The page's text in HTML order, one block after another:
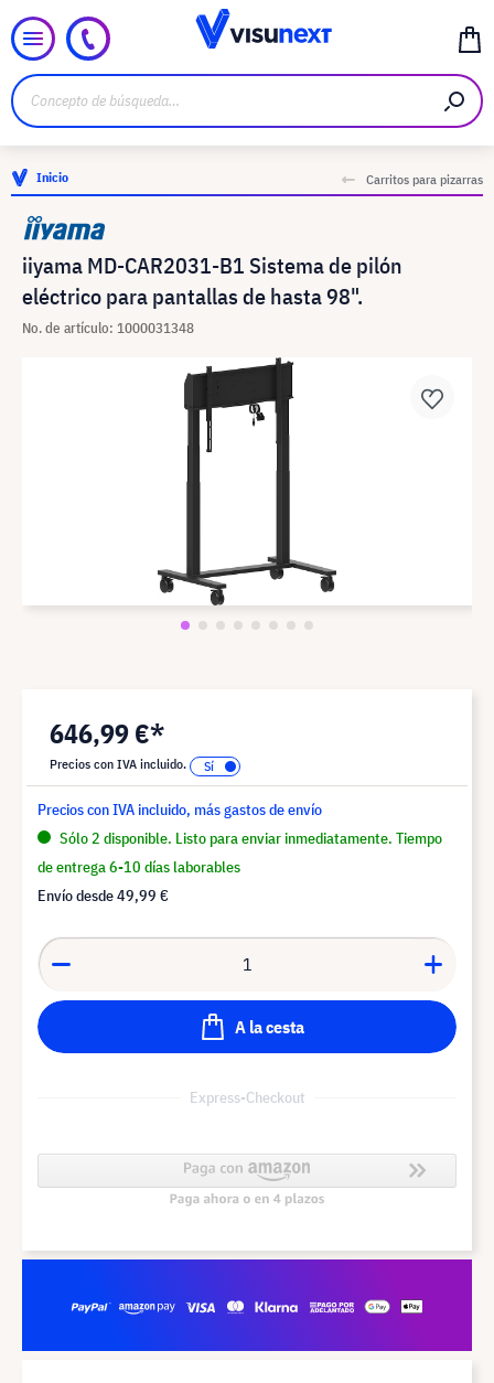
Inicio Carritos para pizarras
iiyama MD-CAR2031-B1 Sistema de pilón
eléctrico para pantallas de hasta 98".
No. de artículo: 1000031348
646,99 €*
Precios con IVA incluido.
Precios con IVA incluido, más gastos de envío
Sólo 2 disponible. Listo para enviar inmediatamente. Tiempo
de entrega 6-10 días laborables
Envío desde49,99 €
A la cesta
Express-Checkout